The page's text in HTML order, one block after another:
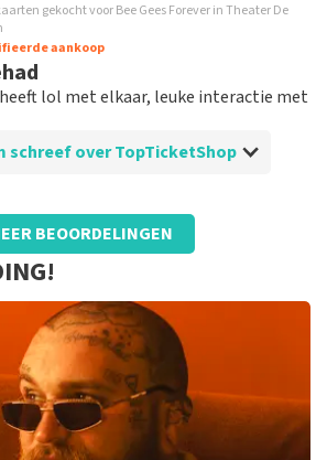
gekocht voor Bee Gees Forever in Theater De
aankoop
lol met elkaar, leuke interactie met
schreef over TopTicketShop
overTopTicketShop
de verplaatsing van het
keurig geregeld. Kreeg op tijd de
de andere locatie. Top gereegeld!
BEOORDELINGEN